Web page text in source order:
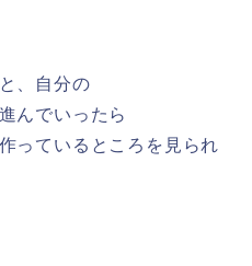
、自分の
んでいったら
っているところを見られ